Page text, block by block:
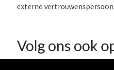
externe vertrouwenspersoon.
Volg ons ook